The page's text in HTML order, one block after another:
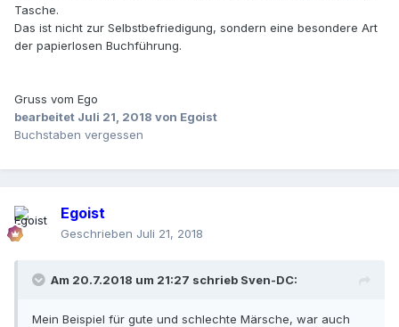
Tasche.
Das ist nicht zur Selbstbefriedigung, sondern eine besondere Art
der papierlosen Buchführung.
Gruss vom Ego
bearbeitet Juli 21, 2018 von Egoist
Buchstaben vergessen
Egoist
Geschrieben Juli 21, 2018
Am 20.7.2018 um 21:27 schrieb Sven-DC:
Mein Beispiel für gute und schlechte Märsche, war auch